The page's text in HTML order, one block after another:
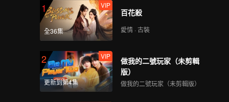
1
全36集
VIP
百花殺
愛情 · 古裝
2
更新到第4集
VIP
做我的二號玩家（未剪輯
版）
做我的二號玩家（未剪輯版）